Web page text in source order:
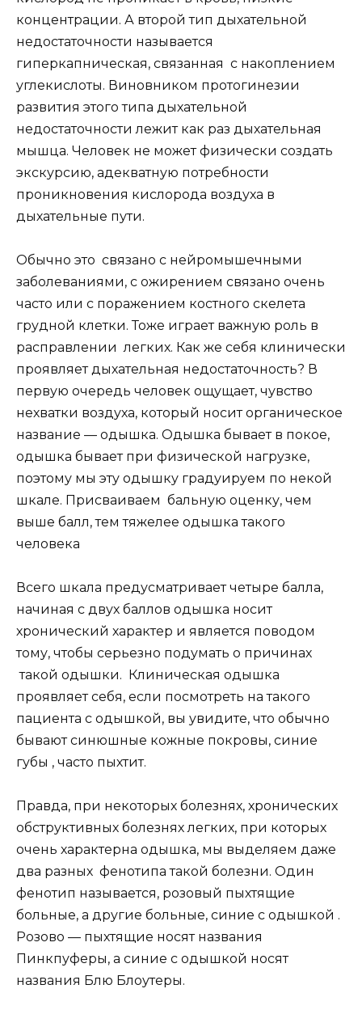
концентрации. А второй тип дыхательной
недостаточности называется
гиперкапническая, связанная с накоплением
углекислоты. Виновником протогинезии
развития этого типа дыхательной
недостаточности лежит как раз дыхательная
мышца. Человек не может физически создать
экскурсию, адекватную потребности
проникновения кислорода воздуха в
дыхательные пути.
Обычно это связано с нейромышечными
заболеваниями, с ожирением связано очень
часто или с поражением костного скелета
грудной клетки. Тоже играет важную роль в
расправлении легких. Как же себя клинически
проявляет дыхательная недостаточность? В
первую очередь человек ощущает, чувство
нехватки воздуха, который носит органическое
название — одышка. Одышка бывает в покое,
одышка бывает при физической нагрузке,
поэтому мы эту одышку градуируем по некой
шкале. Присваиваем бальную оценку, чем
выше балл, тем тяжелее одышка такого
человека
Всего шкала предусматривает четыре балла,
начиная с двух баллов одышка носит
хронический характер и является поводом
тому, чтобы серьезно подумать о причинах
такой одышки. Клиническая одышка
проявляет себя, если посмотреть на такого
пациента с одышкой, вы увидите, что обычно
бывают синюшные кожные покровы, синие
губы , часто пыхтит.
Правда, при некоторых болезнях, хронических
обструктивных болезнях легких, при которых
очень характерна одышка, мы выделяем даже
два разных фенотипа такой болезни. Один
фенотип называется, розовый пыхтящие
больные, а другие больные, синие с одышкой .
Розово — пыхтящие носят названия
Пинкпуферы, а синие с одышкой носят
названия Блю Блоутеры.